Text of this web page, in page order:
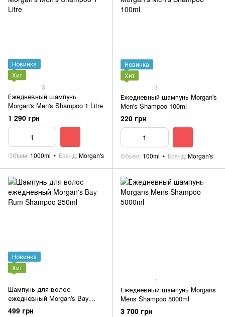
Новинка
Хит
3
Ежедневный шампунь
Morgan's Men's Shampoo 1 Litre
1 290 грн
Объем 1000ml Бренд Morgan's
Новинка
Хит
3
Ежедневный шампунь Morgan's
Men's Shampoo 100ml
220 грн
Объем 100ml Бренд Morgan's
Новинка
Хит
Шампунь для волос
ежедневный Morgan's Bay
Rum Shampoo 250ml
499 грн
1
Ежедневный шампунь Morgans
Mens Shampoo 5000ml
3 700 грн